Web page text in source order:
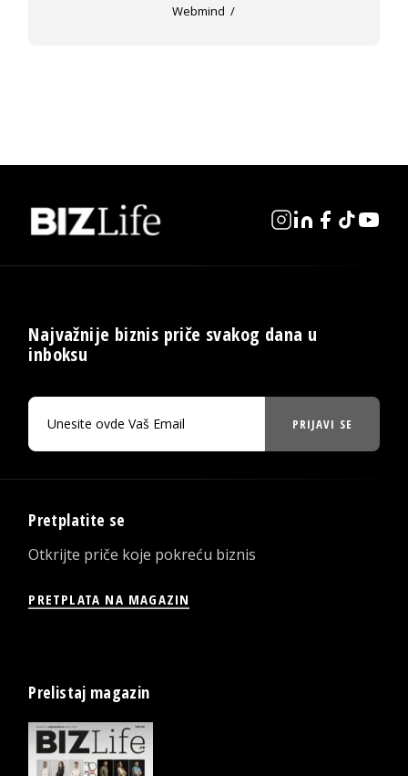
Webmind
Najvažnije biznis priče svakog dana u
inboksu
PRIJAVI SE
Pretplatite se
Otkrijte priče koje pokreću biznis
PRETPLATA NA MAGAZIN
Prelistaj magazin